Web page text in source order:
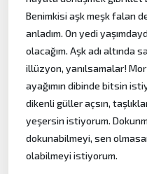
Benimkisi aşk meşk falan
anladım. On yedi
olacağım. Aşk adı altında
illüzyon, yanılsamalar!
ayağımın dibinde bitsin
dikenli güller açsın,
yeşersin istiyorum.
dokunabilmeyi, sen
olabilmeyi istiyorum.